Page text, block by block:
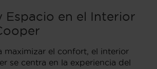
Espacio en el Interior
maximizar el confort, el interior
se centra en la experiencia del